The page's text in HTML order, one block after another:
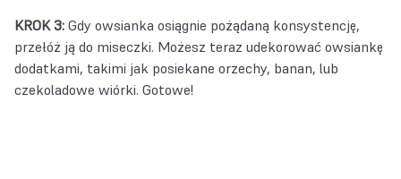
KROK 3: Gdy owsianka osiągnie pożądaną konsystencję,
przełóż ją do miseczki. Możesz teraz udekorować owsiankę
dodatkami, takimi jak posiekane orzechy, banan, lub
czekoladowe wiórki. Gotowe!